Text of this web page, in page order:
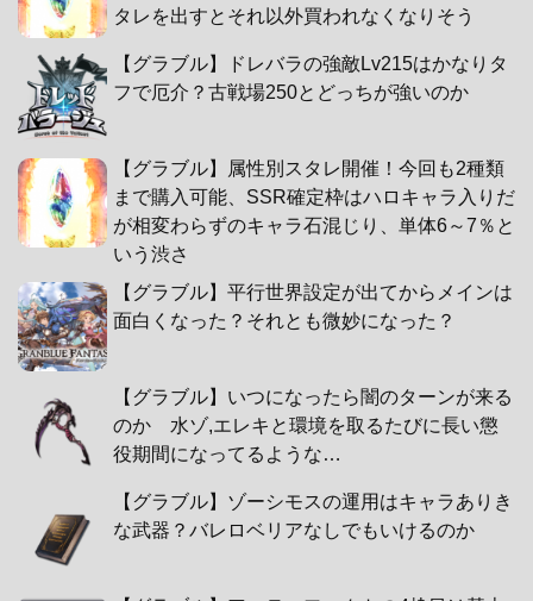
タレを出すとそれ以外買われなくなりそう
【グラブル】ドレバラの強敵Lv215はかなりタ
フで厄介？古戦場250とどっちが強いのか
【グラブル】属性別スタレ開催！今回も2種類
まで購入可能、SSR確定枠はハロキャラ入りだ
が相変わらずのキャラ石混じり、単体6～7％と
いう渋さ
【グラブル】平行世界設定が出てからメインは
面白くなった？それとも微妙になった？
【グラブル】いつになったら闇のターンが来る
のか 水ゾ,エレキと環境を取るたびに長い懲
役期間になってるような…
【グラブル】ゾーシモスの運用はキャラありき
な武器？バレロベリアなしでもいけるのか